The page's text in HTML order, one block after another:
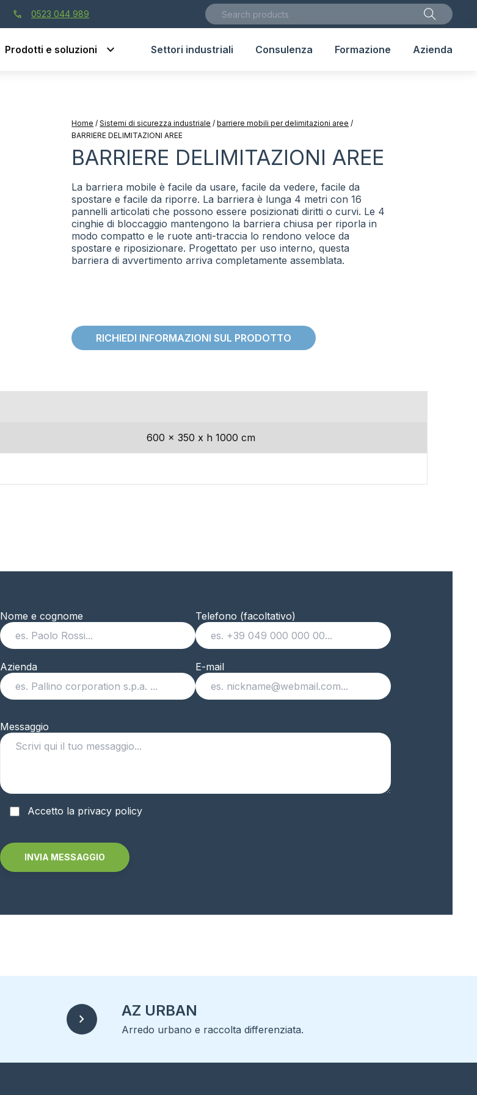
call 0523 044 989
Prodotti e soluzioni Settori industriali Consulenza Formazione Azienda
Home / Sistemi di sicurezza industriale / barriere mobili per delimitazioni aree /
BARRIERE DELIMITAZIONI AREE
BARRIERE DELIMITAZIONI AREE
La barriera mobile è facile da usare, facile da vedere, facile da
spostare e facile da riporre. La barriera è lunga 4 metri con 16
pannelli articolati che possono essere posizionati diritti o curvi. Le 4
cinghie di bloccaggio mantengono la barriera chiusa per riporla in
modo compatto e le ruote anti-traccia lo rendono veloce da
spostare e riposizionare. Progettato per uso interno, questa
barriera di avvertimento arriva completamente assemblata.
RICHIEDI INFORMAZIONI SUL PRODOTTO
600 x 350 x h 1000 cm
Nome e cognome Telefono (facoltativo)
Azienda E-mail
Messaggio
Accetto la privacy policy
chevron_right AZ URBAN
Arredo urbano e raccolta differenziata.